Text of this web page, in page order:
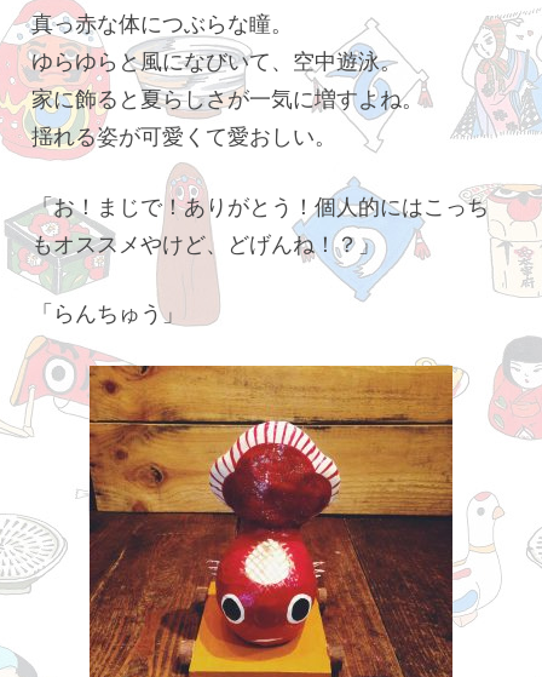
真っ赤な体につぶらな瞳。
ゆらゆらと風になびいて、空中遊泳。
家に飾ると夏らしさが一気に増すよね。
揺れる姿が可愛くて愛おしい。
「お！まじで！ありがとう！個人的にはこっち
もオススメやけど、どげんね！？」
「らんちゅう」